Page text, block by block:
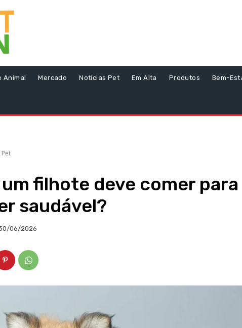
Animal Mercado Notícias Pet Em Alta Produtos Bem-
um filhote deve comer para
saudável?
06/2026